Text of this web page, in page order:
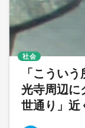
「こうい
光寺周辺
世通り」
社会